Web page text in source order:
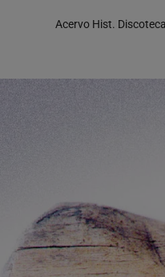
Acervo Hist. Discoteca